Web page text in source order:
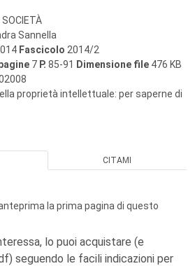
SOCIETÀ
Sannella
Fascicolo 2014/2
7 P. 85-91 Dimensione file 476 KB
proprietà intellettuale: per saperne di
CITAMI
la prima pagina di questo
lo puoi acquistare (e
seguendo le facili indicazioni per